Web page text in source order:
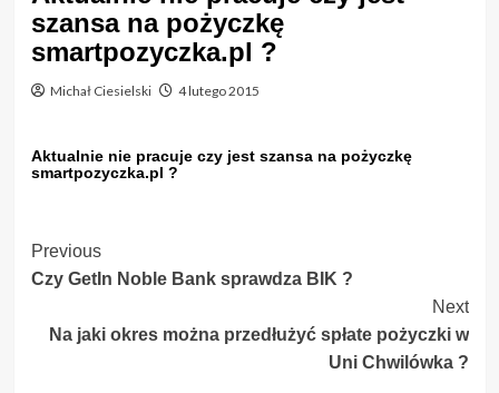
szansa na pożyczkę
smartpozyczka.pl ?
Michał Ciesielski 4 lutego 2015
Aktualnie nie pracuje czy jest szansa na pożyczkę
smartpozyczka.pl ?
Post
Navigation
Previous
Czy GetIn Noble Bank sprawdza BIK ?
Next
Na jaki okres można przedłużyć spłate pożyczki w
Uni Chwilówka ?